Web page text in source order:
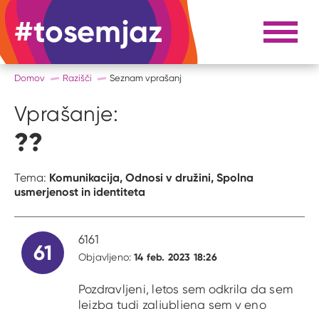
#tosemjaz #to sem jaz Razpri
Domov Razišči Seznam vprašanj
Vprašanje:
??
Tema: Komunikacija, Odnosi v družini, Spolna
usmerjenost in identiteta
61
6161
Objavljeno:14 feb. 2023 18:26
Pozdravljeni, letos sem odkrila da sem
lejzba tudi zaljubljena sem v eno